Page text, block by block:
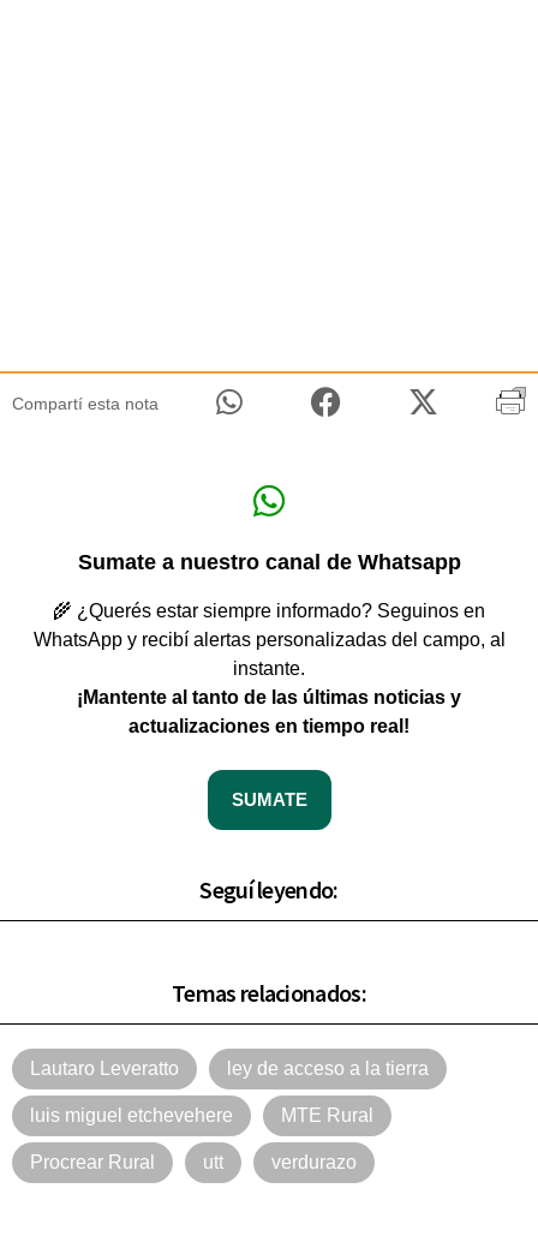
Compartí esta nota
Sumate a nuestro canal de Whatsapp
🌾 ¿Querés estar siempre informado? Seguinos en
WhatsApp y recibí alertas personalizadas del campo, al
instante.
¡Mantente al tanto de las últimas noticias y
actualizaciones en tiempo real!
SUMATE
Seguí leyendo:
Temas relacionados:
Lautaro Leveratto ley de acceso a la tierra
luis miguel etchevehere MTE Rural
Procrear Rural utt verdurazo